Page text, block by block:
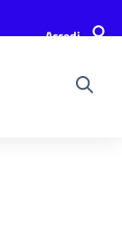
Accedi